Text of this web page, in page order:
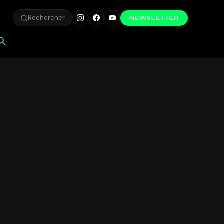
Rechercher NEWSLETTER